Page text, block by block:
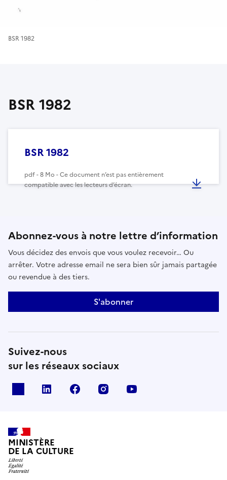
BSR 1982
BSR 1982
BSR 1982
pdf - 8 Mo - Ce document n’est pas entièrement
compatible avec les lecteurs d’écran.
Abonnez-vous à notre lettre d’information
Vous décidez des envois que vous voulez recevoir… Ou
arrêter. Votre adresse email ne sera bien sûr jamais partagée
ou revendue à des tiers.
S'abonner
Suivez-nous
sur les réseaux sociaux
linkedin facebook instagram
MINISTÈRE
DE LA CULTURE